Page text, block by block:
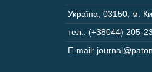
Україна 03150 м.
тел.: (+38044) 205-
E-mail: